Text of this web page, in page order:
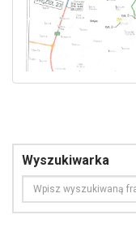
Wyszukiwarka